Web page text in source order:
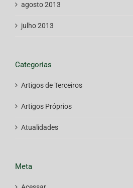
agosto 2013
julho 2013
Categorias
Artigos de Terceiros
Artigos Próprios
Atualidades
Meta